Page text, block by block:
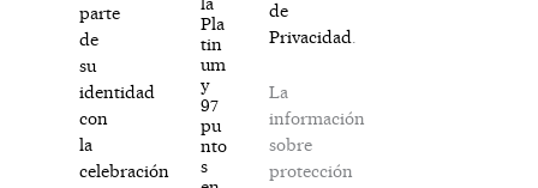
parte
de
su
identidad
con
la
celebración
Pla
tin
um
y
97
pu
nto
s
de
Privacidad
La
información
sobre
protección